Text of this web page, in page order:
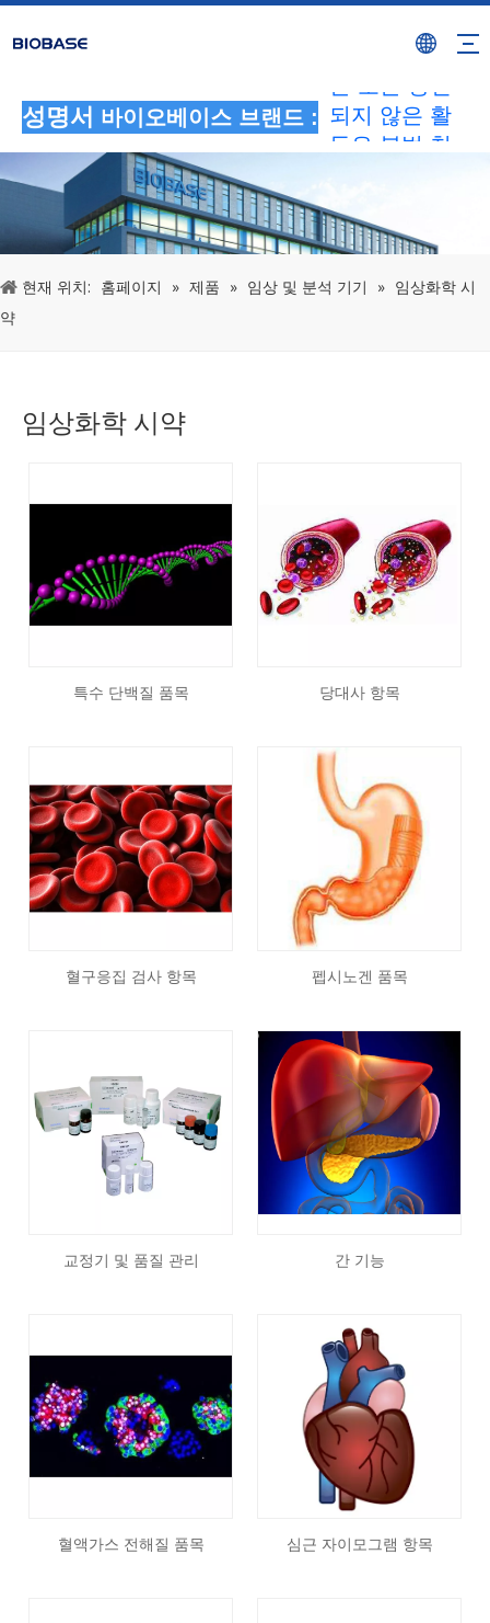
성명서 바이오베이스 브랜드 :
랜드를 사용하
되지 않은 활
동은 불법 침
에서 법적 책
임을 조사하겠
습니다.
현재 위치: 홈페이지 » 제품 » 임상 및 분석 기기 » 임상화학 시
약
임상화학 시약
특수 단백질 품목 당대사 항목
혈구응집 검사 항목 펩시노겐 품목
교정기 및 품질 관리 간 기능
혈액가스 전해질 품목 심근 자이모그램 항목